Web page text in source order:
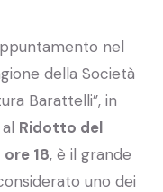
nel
della Società
Barattelli”, in
al Ridotto del
ore 18, è il grande
uno dei